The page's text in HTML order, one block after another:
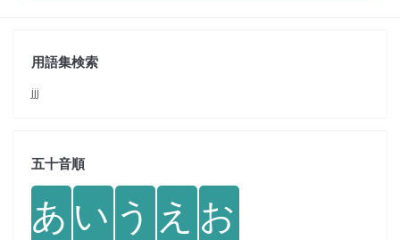
用語集検索
jjj
五十音順
あ い う え お